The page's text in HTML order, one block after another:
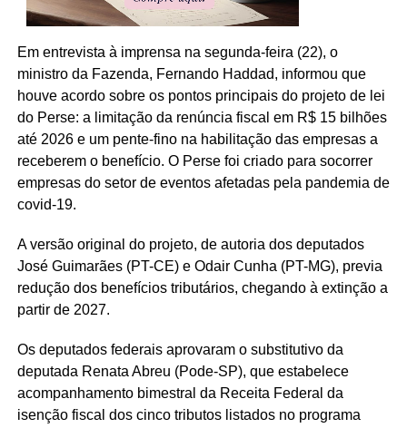
Em entrevista à imprensa na segunda-feira (22), o
ministro da Fazenda, Fernando Haddad, informou que
houve acordo sobre os pontos principais do projeto de lei
do Perse: a limitação da renúncia fiscal em R$ 15 bilhões
até 2026 e um pente-fino na habilitação das empresas a
receberem o benefício. O Perse foi criado para socorrer
empresas do setor de eventos afetadas pela pandemia de
covid-19.
A versão original do projeto, de autoria dos deputados
José Guimarães (PT-CE) e Odair Cunha (PT-MG), previa
redução dos benefícios tributários, chegando à extinção a
partir de 2027.
Os deputados federais aprovaram o substitutivo da
deputada Renata Abreu (Pode-SP), que estabelece
acompanhamento bimestral da Receita Federal da
isenção fiscal dos cinco tributos listados no programa